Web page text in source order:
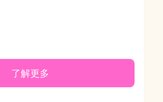
了解更多